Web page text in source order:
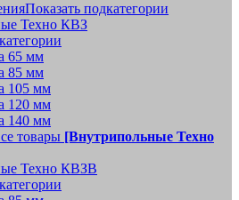
Показать подкатегории
Техно КВЗ
65 мм
85 мм
105 мм
120 мм
140 мм
товары [Внутрипольные Техно
Техно КВЗВ